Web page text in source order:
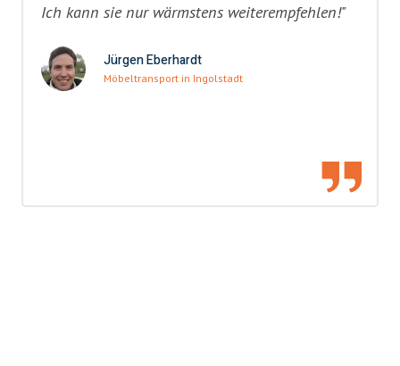
Ich kann sie nur wärmstens weiterempfehlen!"
Jürgen Eberhardt
Möbeltransport in Ingolstadt